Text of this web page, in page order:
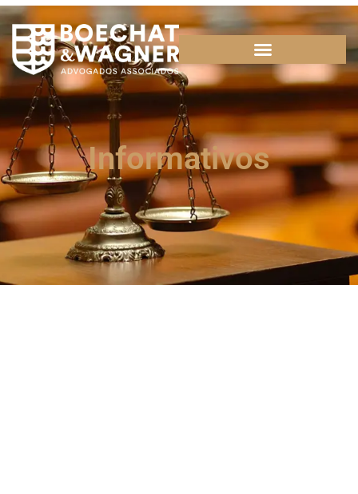
Informativos